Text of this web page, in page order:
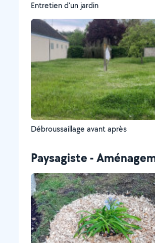
Entretien d'un jardin
Débroussaillage avant après
Paysagiste -